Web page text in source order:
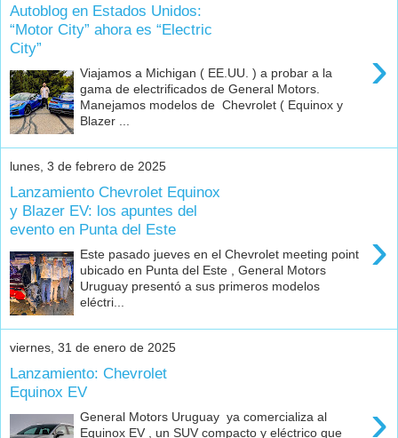
Autoblog en Estados Unidos:
“Motor City” ahora es “Electric
City”
›
Viajamos a Michigan ( EE.UU. ) a probar a la
gama de electrificados de General Motors.
Manejamos modelos de Chevrolet ( Equinox y
Blazer ...
lunes, 3 de febrero de 2025
Lanzamiento Chevrolet Equinox
y Blazer EV: los apuntes del
evento en Punta del Este
›
Este pasado jueves en el Chevrolet meeting point
ubicado en Punta del Este , General Motors
Uruguay presentó a sus primeros modelos
eléctri...
viernes, 31 de enero de 2025
Lanzamiento: Chevrolet
Equinox EV
›
General Motors Uruguay ya comercializa al
Equinox EV , un SUV compacto y eléctrico que